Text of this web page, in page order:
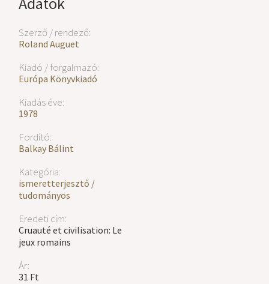
Szerző / rendező:
Roland Auguet
Kiadó / forgalmazó:
Európa Könyvkiadó
Kiadás éve:
1978
Fordító:
Balkay Bálint
Kategória:
ismeretterjesztő /
tudományos
Eredeti cím:
Cruauté et civilisation: Le
jeux romains
Ár:
31 Ft